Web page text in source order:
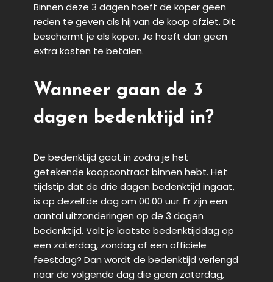
Binnen deze 3 dagen hoeft de koper geen
reden te geven als hij van de koop afziet. Dit
beschermt je als koper. Je hoeft dan geen
extra kosten te betalen.
Wanneer gaan de 3
dagen bedenktijd in?
De bedenktijd gaat in zodra je het
getekende koopcontract binnen hebt. Het
tijdstip dat de drie dagen bedenktijd ingaat,
is op dezelfde dag om 00:00 uur. Er zijn een
aantal uitzonderingen op de 3 dagen
bedenktijd. Valt je laatste bedenktijddag op
een zaterdag, zondag of een officiële
feestdag? Dan wordt de bedenktijd verlengd
naar de volgende dag die geen zaterdag,